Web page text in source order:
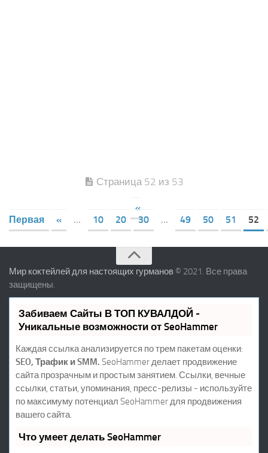
Страница 52 из 53
«
Первая
« ... 10 20 30 ... 49 50 51 52
Мир коктейлей для настоящих гурманов © 2021. Все права
защищены.
Забиваем Сайты В ТОП КУВАЛДОЙ -
Уникальные возможности от SeoHammer
Каждая ссылка анализируется по трем пакетам оценки:
SEO, Трафик и SMM. SeoHammer делает продвижение
сайта прозрачным и простым занятием. Ссылки, вечные
ссылки, статьи, упоминания, пресс-релизы - используйте
по максимуму потенциал SeoHammer для продвижения
вашего сайта.
Что умеет делать SeoHammer